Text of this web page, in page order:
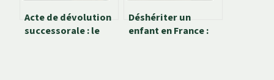
Acte de dévolution
successorale : le
Déshériter un
enfant en France :